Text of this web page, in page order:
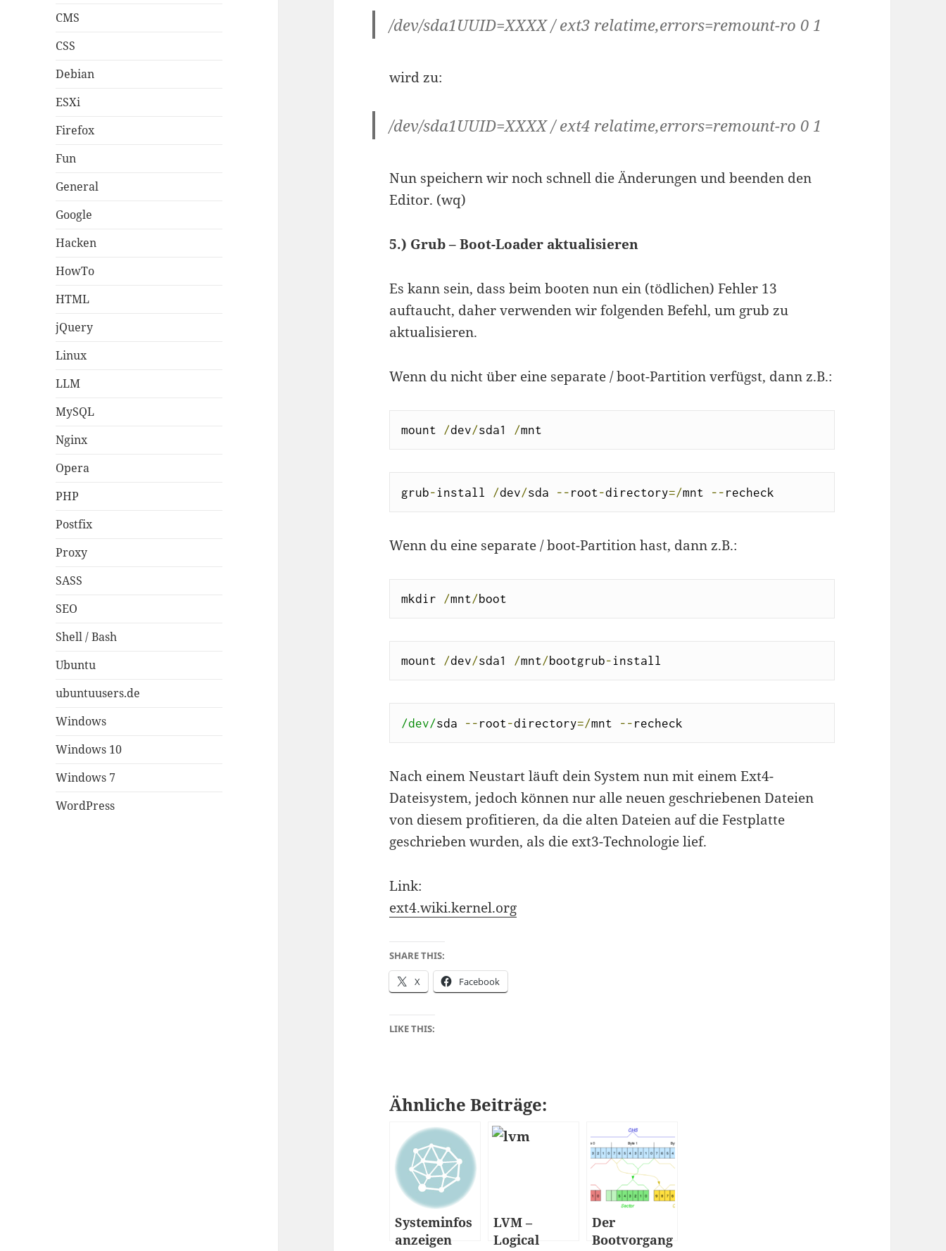
CMS
CSS
Debian
ESXi
Firefox
Fun
General
Google
Hacken
HowTo
HTML
jQuery
Linux
LLM
MySQL
Nginx
Opera
PHP
Postfix
Proxy
SASS
SEO
Shell / Bash
Ubuntu
ubuntuusers.de
Windows
Windows 10
Windows 7
WordPress
/dev/sda1UUID=XXXX / ext3 relatime,errors=remount-ro 0 1
wird zu:
/dev/sda1UUID=XXXX / ext4 relatime,errors=remount-ro 0 1
Nun speichern wir noch schnell die Änderungen und beenden den
Editor. (wq)
5.) Grub – Boot-Loader aktualisieren
Es kann sein, dass beim booten nun ein (tödlichen) Fehler 13
auftaucht, daher verwenden wir folgenden Befehl, um grub zu
aktualisieren.
Wenn du nicht über eine separate / boot-Partition verfügst, dann z.B.:
mount /dev/sda1 /mnt
grub- install /dev/sda -- root-directory=/mnt -- recheck
Wenn du eine separate / boot-Partition hast, dann z.B.:
mkdir /mnt/boot
mount /dev/sda1 /mnt/bootgrub-install
/dev/sda -- root-directory=/mnt -- recheck
Nach einem Neustart läuft dein System nun mit einem Ext4-
Dateisystem, jedoch können nur alle neuen geschriebenen Dateien
von diesem profitieren, da die alten Dateien auf die Festplatte
geschrieben wurden, als die ext3-Technologie lief.
Link:
ext4.wiki.kernel.org
SHARE THIS:
X Facebook
LIKE THIS:
Ähnliche Beiträge:
Systeminfos
anzeigen
LVM –
Logical
Der
Bootvorgang